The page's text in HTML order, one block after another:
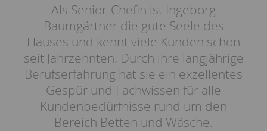
Als Senior-Chefin ist Ingeborg
Baumgärtner die gute Seele des
Hauses und kennt viele Kunden schon
seit Jahrzehnten. Durch ihre langjährige
Berufserfahrung hat sie ein exzellentes
Gespür und Fachwissen für alle
Kundenbedürfnisse rund um den
Bereich Betten und Wäsche.